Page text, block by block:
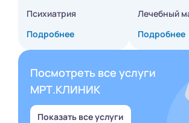
Психиатрия
Подробнее
Лечебный
Подробнее
Посмотреть все услуги
МРТ.КЛИНИК
Показать все услуги